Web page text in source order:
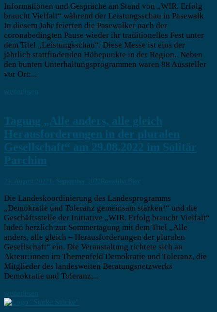
Informationen und Gespräche am Stand von „WIR. Erfolg
braucht Vielfalt“ während der Leistungsschau in Pasewalk
In diesem Jahr feierten die Pasewalker nach der
coronabedingten Pause wieder ihr traditionelles Fest unter
dem Titel „Leistungsschau“. Diese Messe ist eins der
jährlich stattfindenden Höhepunkte in der Region. Neben
den bunten Unterhaltungsprogrammen waren 88 Aussteller
vor Ort:...
weiterlesen
Tagung „Alle anders, alle gleich
Herausforderungen in der pluralen
Gesellschaft“ am 29.08.2022 im Solitär
Parchim
29. August 2022 1. September 2022 Roswitha Bley
Die Landeskoordinierung des Landesprogramms
„Demokratie und Toleranz gemeinsam stärken!“ und die
Geschäftsstelle der Initiative „WIR. Erfolg braucht Vielfalt“
luden herzlich zur Sommertagung mit dem Titel „Alle
anders, alle gleich – Herausforderungen der pluralen
Gesellschaft“ ein. Die Veranstaltung richtete sich an
Akteur:innen im Themenfeld Demokratie und Toleranz, die
Mitglieder des landesweiten Beratungsnetzwerks
Demokratie und Toleranz,...
weiterlesen